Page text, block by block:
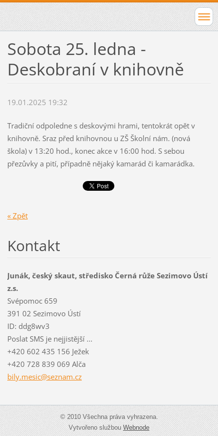
Sobota 25. ledna -
Deskobraní v knihovně
19.01.2025 19:32
Tradiční odpoledne s deskovými hrami, tentokrát opět v
knihovně. Sraz před knihovnou u ZŠ Školní nám. (nová
škola) v 13:20 hod., konec akce v 16:00 hod. S sebou
přezůvky a pití, případně nějaký kamarád či kamarádka.
« Zpět
Kontakt
Junák, český skaut, středisko Černá růže Sezimovo Ústí
z.s.
Svépomoc 659
391 02 Sezimovo Ústí
ID: ddg8wv3
Poslat SMS je nejjistější ...
+420 602 435 156 Ježek
+420 728 839 069 Alča
bily.mesic@seznam.cz
© 2010 Všechna práva vyhrazena.
Vytvořeno službouWebnode